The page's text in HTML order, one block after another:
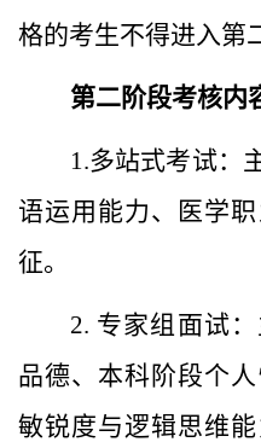
格的考生不得进入第
第二阶段考核内
1.多站式考试：
语运用能力、医学
征。
2. 专家组面试
品德、本科阶段个
敏锐度与逻辑思维